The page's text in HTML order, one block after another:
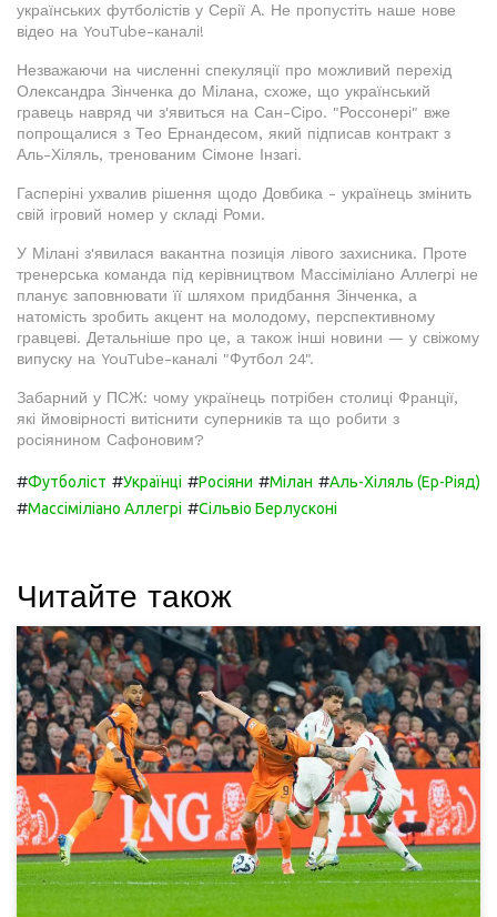
українських футболістів у Серії А. Не пропустіть наше нове
відео на YouTube-каналі!
Незважаючи на численні спекуляції про можливий перехід
Олександра Зінченка до Мілана, схоже, що український
гравець навряд чи з'явиться на Сан-Сіро. "Россонері" вже
попрощалися з Тео Ернандесом, який підписав контракт з
Аль-Хіляль, тренованим Сімоне Інзагі.
Гасперіні ухвалив рішення щодо Довбика - українець змінить
свій ігровий номер у складі Роми.
У Мілані з'явилася вакантна позиція лівого захисника. Проте
тренерська команда під керівництвом Массіміліано Аллегрі не
планує заповнювати її шляхом придбання Зінченка, а
натомість зробить акцент на молодому, перспективному
гравцеві. Детальніше про це, а також інші новини — у свіжому
випуску на YouTube-каналі "Футбол 24".
Забарний у ПСЖ: чому українець потрібен столиці Франції,
які ймовірності витіснити суперників та що робити з
росіянином Сафоновим?
#Футболіст #Українці #Росіяни #Мілан #Аль-Хіляль (Ер-Ріяд)
#Массіміліано Аллегрі #Сільвіо Берлусконі
Читайте також